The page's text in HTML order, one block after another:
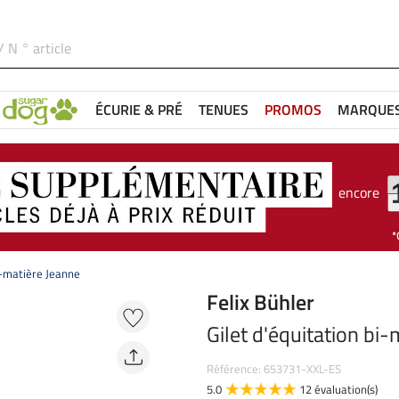
ÉCURIE & PRÉ TENUES PROMOS
encore
Jeanne
Felix Bühler
Gilet d'équitation bi-
Référence: 653731-XXL-ES
5.0
12 évaluation(s)